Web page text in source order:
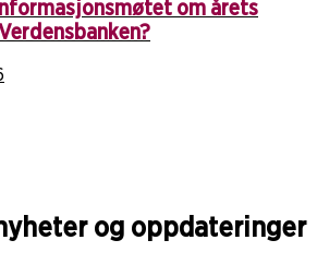
om årets
og oppdateringer